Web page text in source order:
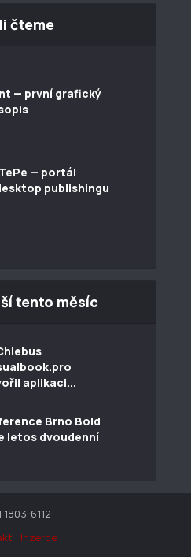
čteme
— první grafický
— portál
publishingu
tento měsíc
aplikaci...
Brno Bold
letos dvoudenní
1803-6112
Inzerce